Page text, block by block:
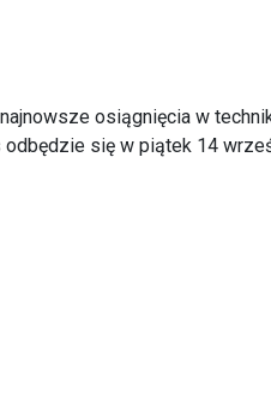
osiągnięcia w
się w piątek 14